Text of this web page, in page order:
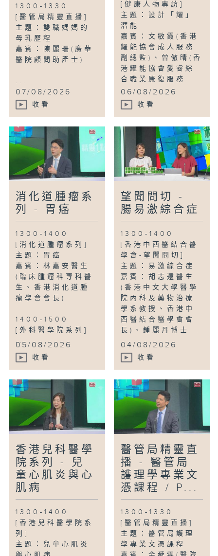
1300-1330
[醫管局精靈直播]
主題：雙職媽媽的
母乳歷程
嘉賓：陳麗珊(廣華
醫院顧問助產士)
...
07/08/2026
收看
[健康人物專訪]
主題：設計「耀」
潛能
嘉賓：文敏霞(香港
耀能協會成人服務
副總監)、曾傲晴(香
港耀能協會愛睿綜
合職業康復服務...
06/08/2026
收看
消化道腫瘤系
列 - 胃癌
1300-1400
[消化道腫瘤系列]
主題：胃癌
嘉賓：林嘉安醫生
(臨床腫瘤科專科醫
生、香港消化道腫
瘤學會會長)
1400-1500
[外科醫學院系列]
...
05/08/2026
收看
望聞問切 -
腸易激綜合症
1300-1400
[香港中西醫結合醫
學會-望聞問切]
主題：易激綜合症
嘉賓：胡志遠醫生
(香港中文大學醫學
院內科及藥物治療
學系教授、香港中
西醫結合醫學會會
長)、鍾麗丹博士...
04/08/2026
收看
香港兒科醫學
院系列 - 兒
童心肌炎與心
肌病
1300-1400
[香港兒科醫學院系
列]
主題：兒童心肌炎
醫管局精靈直
播 - 醫管局
護理學專業文
憑課程 / P...
1300-1330
[醫管局精靈直播]
主題：醫管局護理
學專業文憑課程